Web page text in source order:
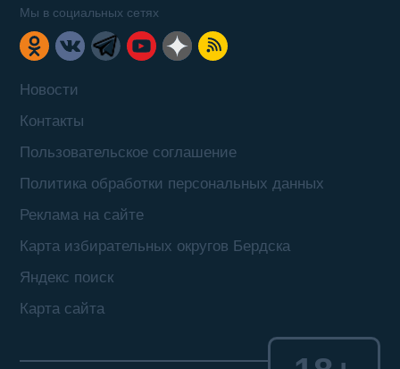
Новости
Контакты
Пользовательское соглашение
Политика обработки персональных данных
Реклама на сайте
Карта избирательных округов Бердска
Яндекс поиск
Карта сайта
Мы в социальных сетях